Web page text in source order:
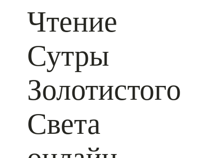
Чтение
Сутры
Золотистого
Света